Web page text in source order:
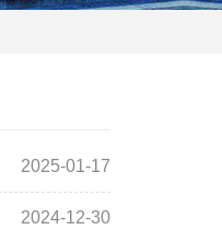
2025-01-17
2024-12-30